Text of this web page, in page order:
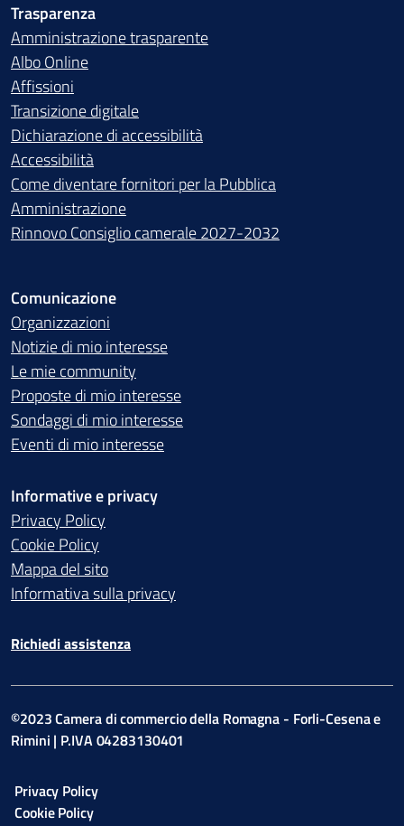
Trasparenza
Amministrazione trasparente
Albo Online
Affissioni
Transizione digitale
Dichiarazione di accessibilità
Accessibilità
Come diventare fornitori per la Pubblica
Amministrazione
Rinnovo Consiglio camerale 2027-2032
Comunicazione
Organizzazioni
Notizie di mio interesse
Le mie community
Proposte di mio interesse
Sondaggi di mio interesse
Eventi di mio interesse
Informative e privacy
Privacy Policy
Cookie Policy
Mappa del sito
Informativa sulla privacy
Richiedi assistenza
©2023 Camera di commercio della Romagna - Forli-Cesena e
Rimini | P.IVA 04283130401
Privacy Policy
Cookie Policy